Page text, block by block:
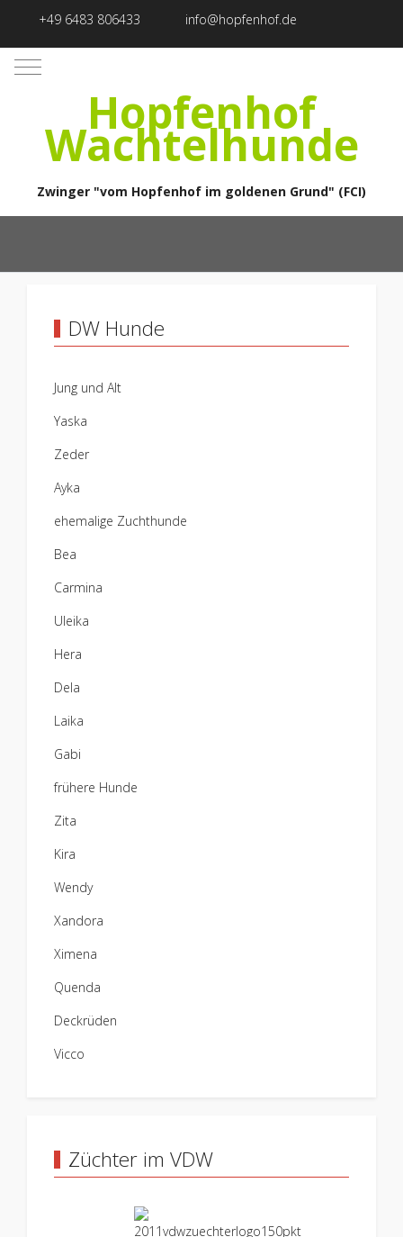
+49 6483 806433 info@hopfenhof.de
Mobile Menu Toggle
Hopfenhof
Wachtelhunde
Zwinger "vom Hopfenhof im goldenen Grund" (FCI)
DW Hunde
Jung und Alt
Yaska
Zeder
Ayka
ehemalige Zuchthunde
Bea
Carmina
Uleika
Hera
Dela
Laika
Gabi
frühere Hunde
Zita
Kira
Wendy
Xandora
Ximena
Quenda
Deckrüden
Vicco
Züchter im VDW